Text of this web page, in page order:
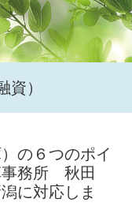
資）
の６つのポイ
事務所 秋田
対応しま